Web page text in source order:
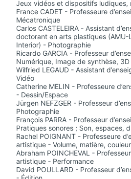
Jeux vidéos et dispositifs ludiques,
France CADET - Professeure
Mécatronique
Carlos CASTELEIRA - Assistant
doctorant en arts plastiques (AMU-
Interior) - Photographie
Ricardo GARCIA - Professeur
Numérique, Image de synthèse, 3D
Wilfried LEGAUD - Assistant
Vidéo
Catherine MELIN - Professeure
- Dessin/Espace
Jürgen NEFZGER - Professeur
Photographie
François PARRA - Professeur
Pratiques sonores ; Son, espaces,
Rachel POIGNANT - Professeure
artistique - Volume, matière, couleur
Abraham POINCHEVAL -
artistique - Performance
David POULLARD - Professeur